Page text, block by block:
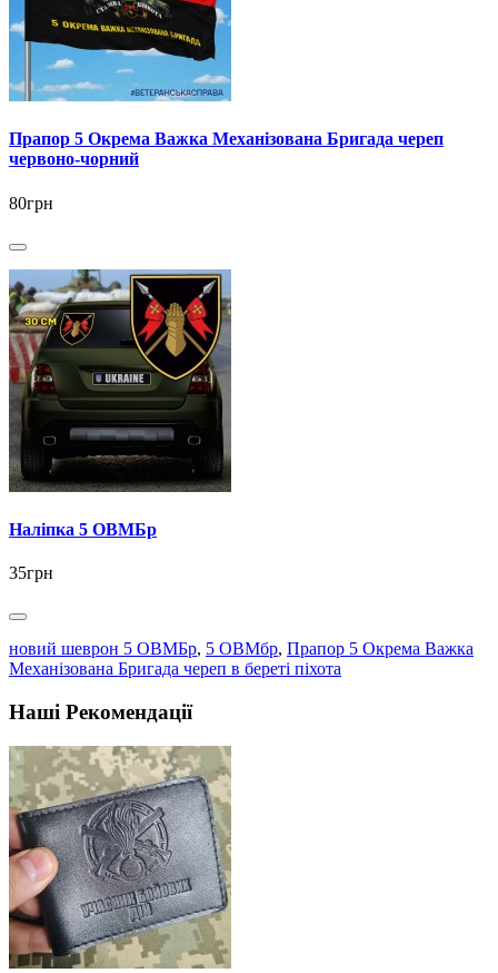
Прапор 5 Окрема Важка Механізована Бригада череп
червоно-чорний
80грн
Наліпка 5 ОВМБр
35грн
новий шеврон 5 ОВМБр, 5 ОВМбр, Прапор 5 Окрема Важка
Механізована Бригада череп в береті піхота
Наші Рекомендації